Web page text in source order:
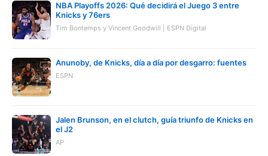
NBA Playoffs 2026: Qué decidirá el Juego 3 entre
Knicks y 76ers
Tim Bontemps y Vincent Goodwill | ESPN Digital
Anunoby, de Knicks, día a día por desgarro: fuentes
ESPN
Jalen Brunson, en el clutch, guía triunfo de Knicks en
el J2
AP